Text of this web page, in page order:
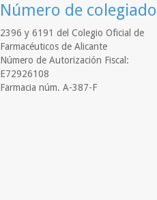
Número de colegiado
2396 y 6191 del Colegio Oficial de
Farmacéuticos de Alicante
Número de Autorización Fiscal:
E72926108
Farmacia núm. A-387-F